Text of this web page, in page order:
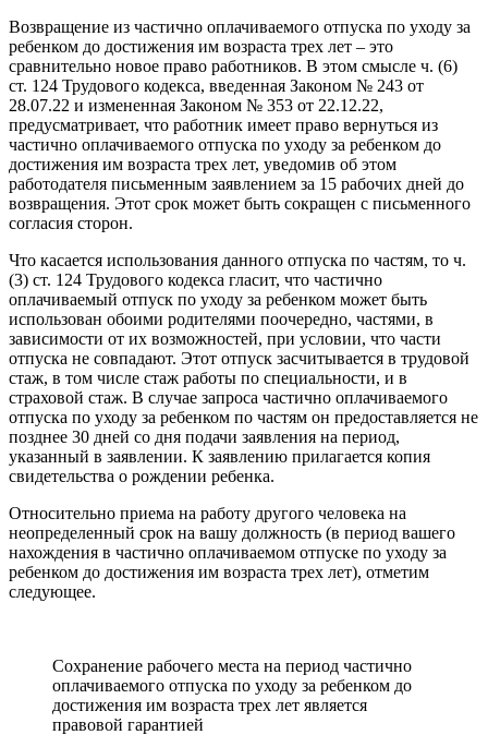
Возвращение из частично оплачиваемого отпуска по уходу за
ребен­ком до достижения им возраста трех лет ‒ это
сравнительно новое право работников. В этом смысле ч. (6)
ст. 124 Трудового кодекса, вве­денная Законом № 243 от
28.07.22 и измененная Законом № 353 от 22.12.22,
предусматривает, что работник имеет право вернуться из
частично оплачиваемого отпуска по уходу за ребенком до
достиже­ния им возраста трех лет, уведомив об этом
работодателя письменным заявлением за 15 рабочих дней до
возвращения. Этот срок может быть сокращен с письменного
согласия сторон.
Что касается использования данного отпуска по частям, то ч.
(3) ст. 124 Трудового кодекса гласит, что частично
оплачиваемый отпуск по уходу за ребенком может быть
использован обоими родителями поочередно, частями, в
зависимости от их возможностей, при условии, что части
отпуска не совпадают. Этот отпуск засчитывается в трудовой
стаж, в том числе стаж работы по специальности, и в
страховой стаж. В случае запроса частично оплачиваемого
отпуска по уходу за ребенком по частям он предоставляется не
позднее 30 дней со дня подачи заявле­ния на период,
указанный в заявлении. К заявлению прилагается копия
свидетельства о рождении ребенка.
Относительно приема на работу другого человека на
неопределен­ный срок на вашу должность (в период вашего
нахождения в частично оплачиваемом отпуске по уходу за
ребенком до достижения им возраста трех лет), отметим
следующее.
Сохранение рабочего места на период частично
оплачиваемого отпуска по уходу за ребенком до
достижения им возраста трех лет является
правовой гарантией